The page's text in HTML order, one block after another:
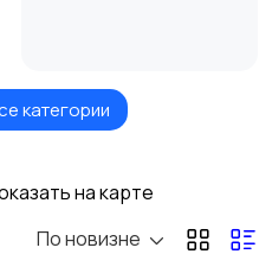
Мотороллеры
категории
на карте
По новизне